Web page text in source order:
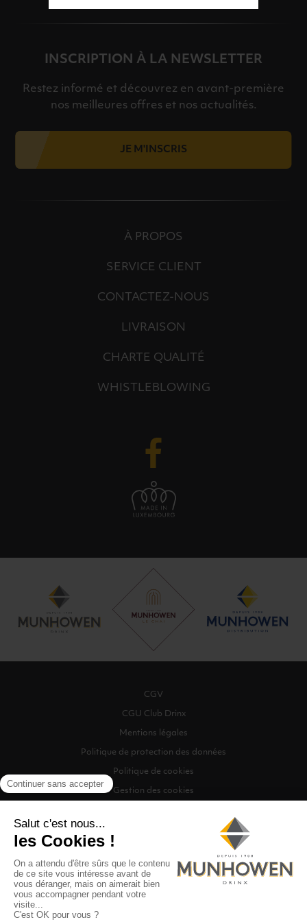
INSCRIPTION À LA NEWSLETTER
Restez informé et découvrez en avant-première
nos meilleures offres et nos actualités.
JE M'INSCRIS
À PROPOS
SERVICE CLIENT
CONTACTEZ-NOUS
LIVRAISON
CHARTE QUALITÉ
WHISTLEBLOWING
CGV
CGU Club Drinx
Mentions légales
Politique de protection des données
Politique de cookies
Gestion des cookies
©2026 Munhowen Drinx / Tous droits réservés
Digitalised by